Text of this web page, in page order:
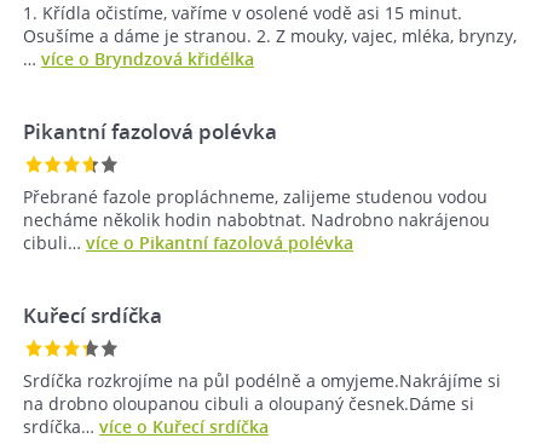
1. Křídla očistíme, vaříme v osolené vodě asi 15 minut.
Osušíme a dáme je stranou. 2. Z mouky, vajec, mléka, brynzy,
… více o Bryndzová křidélka
Pikantní fazolová polévka
Přebrané fazole propláchneme, zalijeme studenou vodou
necháme několik hodin nabobtnat. Nadrobno nakrájenou
cibuli… více o Pikantní fazolová polévka
Kuřecí srdíčka
Srdíčka rozkrojíme na půl podélně a omyjeme.Nakrájíme si
na drobno oloupanou cibuli a oloupaný česnek.Dáme si
srdíčka… více o Kuřecí srdíčka